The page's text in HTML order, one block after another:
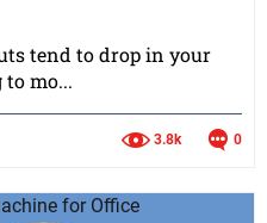
tend to drop in your
mo...
3.8k 0